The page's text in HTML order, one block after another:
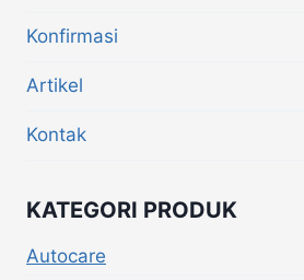
Konfirmasi
Artikel
Kontak
KATEGORI PRODUK
Autocare